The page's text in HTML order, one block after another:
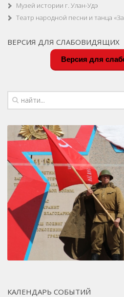
Музей истории г. Улан-Удэ
Театр народной песни и танца
ВЕРСИЯ ДЛЯ СЛАБОВИДЯЩИХ
Версия для
КАЛЕНДАРЬ СОБЫТИЙ